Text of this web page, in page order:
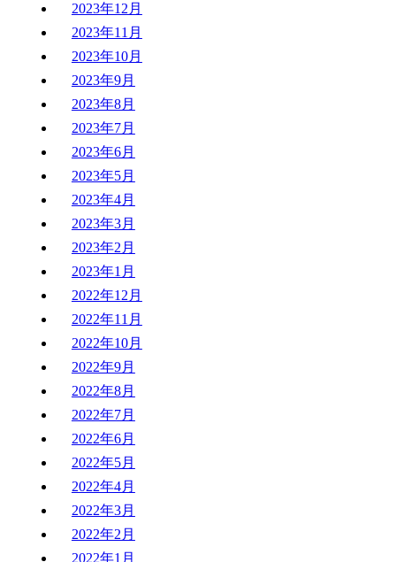
2023年12月
2023年11月
2023年10月
2023年9月
2023年8月
2023年7月
2023年6月
2023年5月
2023年4月
2023年3月
2023年2月
2023年1月
2022年12月
2022年11月
2022年10月
2022年9月
2022年8月
2022年7月
2022年6月
2022年5月
2022年4月
2022年3月
2022年2月
2022年1月